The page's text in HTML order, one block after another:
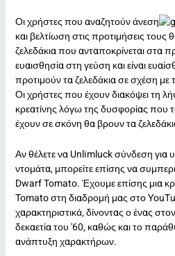
Οι χρήστες που αναζητούν άνεση
και βελτίωση στις προτιμήσεις τους
ζελεδάκια που ανταποκρίνεται στα
ευαισθησία στη γεύση και είναι
προτιμούν τα ζελεδάκια σε σχέση με
Οι χρήστες που έχουν διακόψει τη
κρεατίνης λόγω της δυσφορίας που
έχουν σε σκόνη θα βρουν τα
Αν θέλετε ναUnlimluck σύνδεση για
ντομάτα, μπορείτε επίσης να
Dwarf Tomato. Έχουμε επίσης μια
Tomato στη διαδρομή μας στο
χαρακτηριστικά, δίνοντας ο ένας
δεκαετία του '60, καθώς και το
ανάπτυξη χαρακτήρων.